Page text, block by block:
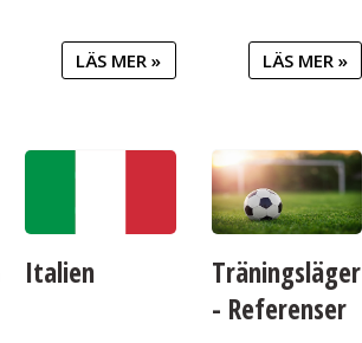
LÄS MER » LÄS MER »
Italien
Träningsläger
- Referenser